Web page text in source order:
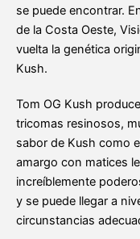
se puede encontrar.
de la Costa Oeste,
vuelta la genética
Kush.
Tom OG Kush
tricomas resinosos,
sabor de Kush como
amargo con matices
increíblemente
y se puede llegar a
circunstancias